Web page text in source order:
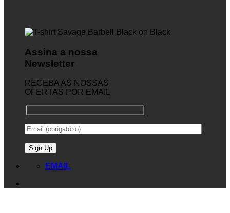
Assina a nossa
Newsletter
RECEBA AS NOSSAS
OFERTAS POR EMAIL
EMAIL